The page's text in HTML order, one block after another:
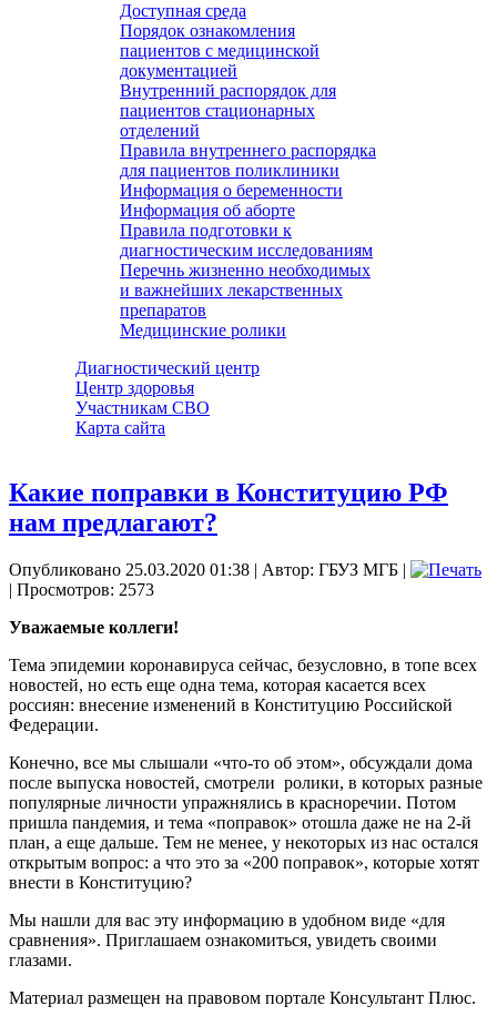
Доступная среда
Порядок ознакомления
пациентов с медицинской
документацией
Внутренний распорядок для
пациентов стационарных
отделений
Правила внутреннего распорядка
для пациентов поликлиники
Информация о беременности
Информация об аборте
Правила подготовки к
диагностическим исследованиям
Перечнь жизненно необходимых
и важнейших лекарственных
препаратов
Медицинские ролики
Диагностический центр
Центр здоровья
Участникам СВО
Карта сайта
Какие поправки в Конституцию РФ
нам предлагают?
Опубликовано 25.03.2020 01:38 | Автор: ГБУЗ МГБ |
| Просмотров: 2573
Уважаемые коллеги!
Тема эпидемии коронавируса сейчас, безусловно, в топе всех
новостей, но есть еще одна тема, которая касается всех
россиян: внесение изменений в Конституцию Российской
Федерации.
Конечно, все мы слышали «что-то об этом», обсуждали дома
после выпуска новостей, смотрели ролики, в которых разные
популярные личности упражнялись в красноречии. Потом
пришла пандемия, и тема «поправок» отошла даже не на 2-й
план, а еще дальше. Тем не менее, у некоторых из нас остался
открытым вопрос: а что это за «200 поправок», которые хотят
внести в Конституцию?
Мы нашли для вас эту информацию в удобном виде «для
сравнения». Приглашаем ознакомиться, увидеть своими
глазами.
Материал размещен на правовом портале Консультант Плюс.